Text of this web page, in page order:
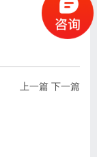
上一篇 下一篇